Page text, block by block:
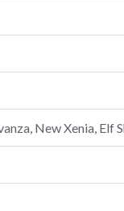
New Xenia, Elf